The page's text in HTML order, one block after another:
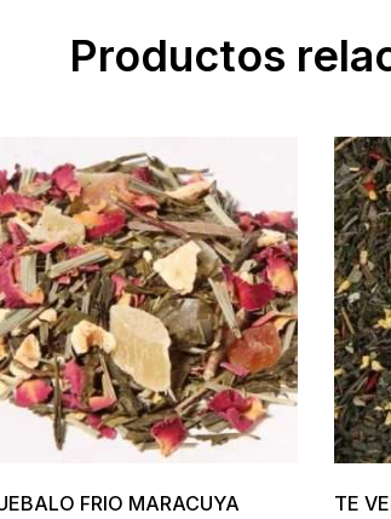
Productos
FRIO MARACUYA
TE